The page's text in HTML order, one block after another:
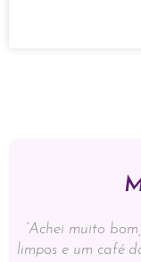
“Achei muito
limpos e um café